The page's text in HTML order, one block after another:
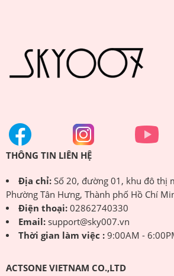
THÔNG TIN LIÊN HỆ
Địa chỉ:Số 20, đường 01, khu đô thị
Phường Tân Hưng, Thành phố Hồ Chí
Điện thoại:02862740330
Email:support@sky007.vn
Thời gian làm việc :9:00AM -
ACTSONE VIETNAM CO.,LTD